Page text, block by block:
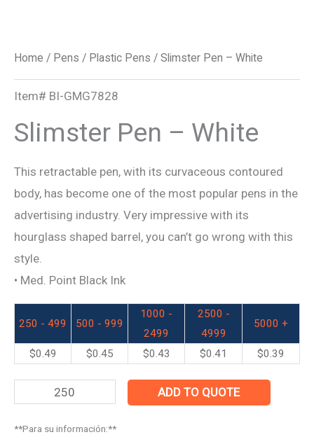
Home / Pens / Plastic Pens / Slimster Pen – White
Item# BI-GMG7828
Slimster Pen – White
This retractable pen, with its curvaceous contoured
body, has become one of the most popular pens in the
advertising industry. Very impressive with its
hourglass shaped barrel, you can’t go wrong with this
style.
• Med. Point Black Ink
250 - 499 500 - 999
1000 -
2499
2500 -
4999
5000 +
$0.49 $0.45 $0.43 $0.41 $0.39
ADD TO QUOTE
**Para su información:**